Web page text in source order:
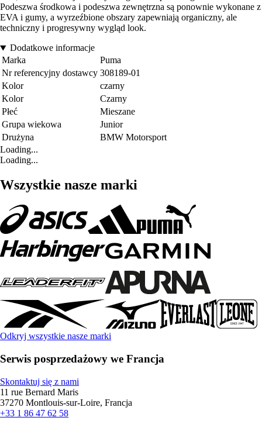
Podeszwa środkowa i podeszwa zewnętrzna są ponownie wykonane z
EVA i gumy, a wyrzeźbione obszary zapewniają organiczny, ale
techniczny i progresywny wygląd look.
Dodatkowe informacje
Marka
Puma
Nr referencyjny dostawcy 308189-01
Kolor
czarny
Kolor
Czarny
Płeć
Mieszane
Grupa wiekowa
Junior
Drużyna
BMW Motorsport
Loading...
Loading...
Wszystkie nasze marki
Odkryj wszystkie nasze marki
Serwis posprzedażowy we Francja
Skontaktuj się z nami
11 rue Bernard Maris
37270 Montlouis-sur-Loire, Francja
+33 1 86 47 62 58